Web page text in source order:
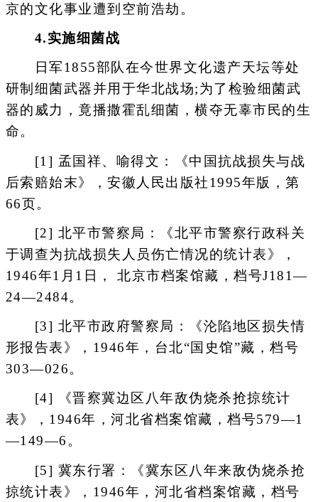
京的文化事业遭到空前浩劫。
4.实施细菌战
日军1855部队在今世界文化遗产天坛等处
研制细菌武器并用于华北战场;为了检验细菌武
器的威力，竟播撒霍乱细菌，横夺无辜市民的生
命。
[1] 孟国祥、喻得文：《中国抗战损失与战
后索赔始末》，安徽人民出版社1995年版，第
66页。
[2] 北平市警察局：《北平市警察行政科关
于调查为抗战损失人员伤亡情况的统计表》，
1946年1月1日， 北京市档案馆藏，档号J181—
24—2484。
[3] 北平市政府警察局：《沦陷地区损失情
形报告表》，1946年，台北“国史馆”藏，档号
303—026。
[4] 《晋察冀边区八年敌伪烧杀抢掠统计
表》，1946年，河北省档案馆藏，档号579—1
—149—6。
[5] 冀东行署：《冀东区八年来敌伪烧杀抢
掠统计表》，1946年，河北省档案馆藏，档号